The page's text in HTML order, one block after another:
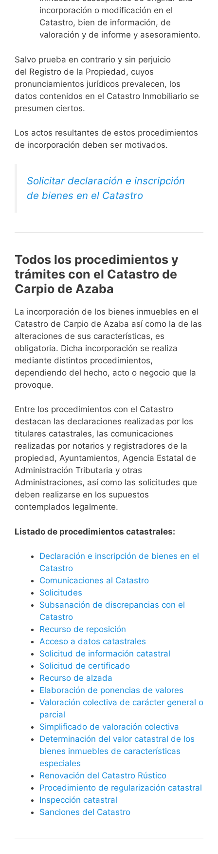
incorporación o modificación en el
Catastro, bien de información, de
valoración y de informe y asesoramiento.
Salvo prueba en contrario y sin perjuicio
del Registro de la Propiedad, cuyos
pronunciamientos jurídicos prevalecen, los
datos contenidos en el Catastro Inmobiliario se
presumen ciertos.
Los actos resultantes de estos procedimientos
de incorporación deben ser motivados.
Solicitar declaración e inscripción
de bienes en el Catastro
Todos los procedimientos y
trámites con el Catastro de
Carpio de Azaba
La incorporación de los bienes inmuebles en el
Catastro de Carpio de Azaba así como la de las
alteraciones de sus características, es
obligatoria. Dicha incorporación se realiza
mediante distintos procedimientos,
dependiendo del hecho, acto o negocio que la
provoque.
Entre los procedimientos con el Catastro
destacan las declaraciones realizadas por los
titulares catastrales, las comunicaciones
realizadas por notarios y registradores de la
propiedad, Ayuntamientos, Agencia Estatal de
Administración Tributaria y otras
Administraciones, así como las solicitudes que
deben realizarse en los supuestos
contemplados legalmente.
Listado de procedimientos catastrales:
Declaración e inscripción de bienes en el
Catastro
Comunicaciones al Catastro
Solicitudes
Subsanación de discrepancias con el
Catastro
Recurso de reposición
Acceso a datos catastrales
Solicitud de información catastral
Solicitud de certificado
Recurso de alzada
Elaboración de ponencias de valores
Valoración colectiva de carácter general o
parcial
Simplificado de valoración colectiva
Determinación del valor catastral de los
bienes inmuebles de características
especiales
Renovación del Catastro Rústico
Procedimiento de regularización catastral
Inspección catastral
Sanciones del Catastro